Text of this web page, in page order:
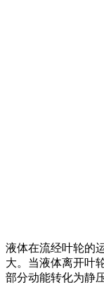
液体在流经叶轮的
大。当液体离开叶
部分动能转化为静